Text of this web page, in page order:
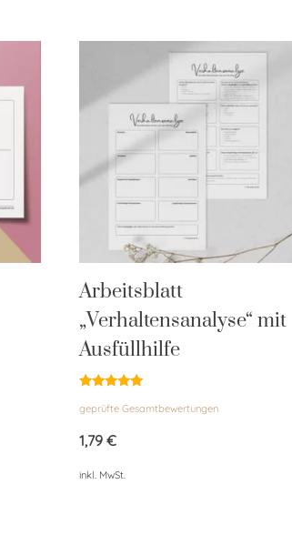
Arbeitsblatt
„Verhaltensanalyse“ mit
Ausfüllhilfe
mit
von 5
geprüfte Gesamtbewertungen
1,79 €
inkl. MwSt.